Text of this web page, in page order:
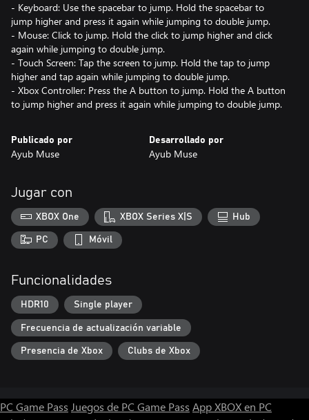
- Keyboard: Use the spacebar to jump. Hold the spacebar to
jump higher and press it again while jumping to double jump.
- Mouse: Click to jump. Hold the click to jump higher and click
again while jumping to double jump.
- Touch Screen: Tap the screen to jump. Hold the tap to jump
higher and tap again while jumping to double jump.
- Xbox Controller: Press the A button to jump. Hold the A button
to jump higher and press it again while jumping to double jump.
Publicado por
Ayub Muse
Desarrollado por
Ayub Muse
Jugar con
XBOX One XBOX Series X|S Hub
PC Móvil
Funcionalidades
HDR10 Single player
Frecuencia de actualización variable
Presencia de Xbox Clubs de Xbox
PC Game Pass Juegos de PC Game Pass App XBOX en PC